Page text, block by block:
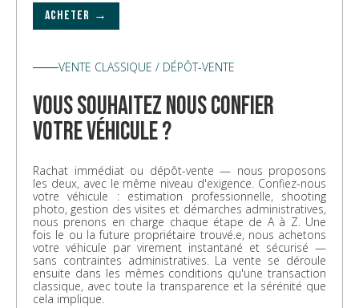
ACHETER →
VENTE CLASSIQUE / DÉPÔT-VENTE
vous souhaitez nous confier
votre véhicule ?
Rachat immédiat ou dépôt-vente — nous proposons
les deux, avec le même niveau d'exigence. Confiez-nous
votre véhicule : estimation professionnelle, shooting
photo, gestion des visites et démarches administratives,
nous prenons en charge chaque étape de A à Z. Une
fois le ou la future propriétaire trouvé.e, nous achetons
votre véhicule par virement instantané et sécurisé —
sans contraintes administratives. La vente se déroule
ensuite dans les mêmes conditions qu'une transaction
classique, avec toute la transparence et la sérénité que
cela implique.